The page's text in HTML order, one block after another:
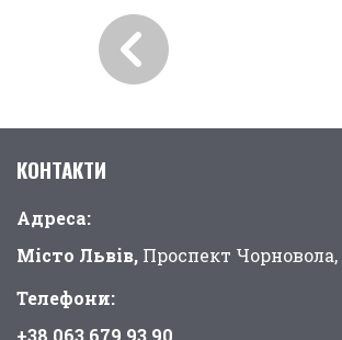
КОНТАКТИ
Адреса:
Місто Львів, Проспект Чорновола,
Телефони: